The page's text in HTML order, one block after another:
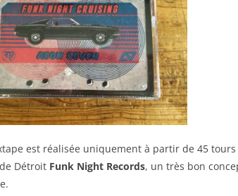
est réalisée uniquement à partir de 45 tours
Détroit Funk Night Records, un très bon